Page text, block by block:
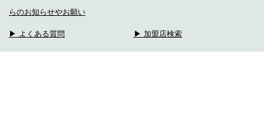
らのお知らせやお願い
▶ よくある質問 ▶ 加盟店検索